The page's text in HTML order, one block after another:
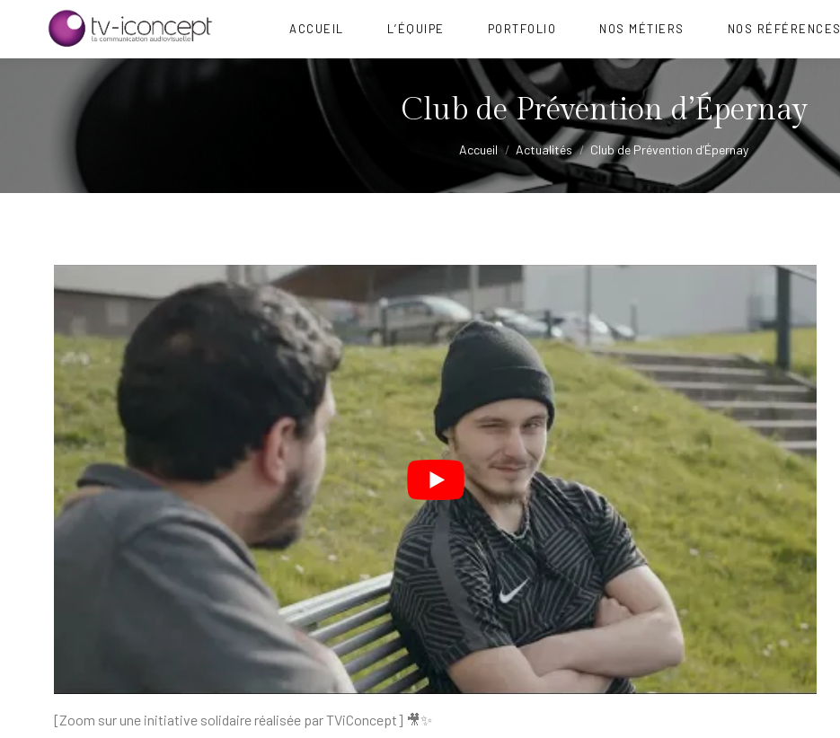
ACCUEIL L’ÉQUIPE PORTFOLIO NOS MÉTIERS NOS RÉFÉRENCES
Club de Prévention d’Épernay
Vous êtes ici :
Accueil Actualités Club de Prévention d’Épernay
[Zoom sur une initiative solidaire réalisée par TViConcept] 🎥✨